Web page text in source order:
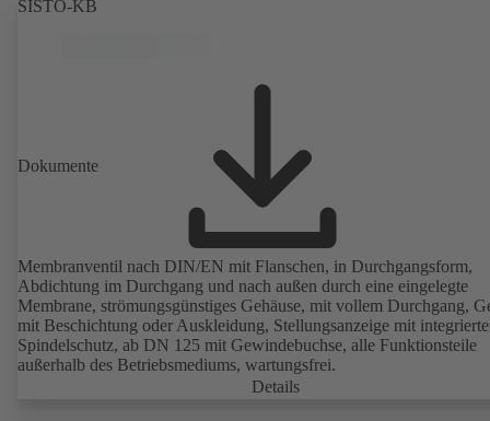
SISTO-KB
Dokumente
Membranventil nach DIN/EN mit Flanschen, in Durchgangsform,
Abdichtung im Durchgang und nach außen durch eine eingelegte
Membrane, strömungsgünstiges Gehäuse, mit vollem Durchgang,
mit Beschichtung oder Auskleidung, Stellungsanzeige mit
Spindelschutz, ab DN 125 mit Gewindebuchse, alle Funktionsteile
außerhalb des Betriebsmediums, wartungsfrei.
Details